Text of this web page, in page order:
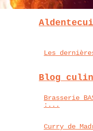
Les
Blog
Brasserie
:...
Curry de